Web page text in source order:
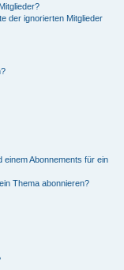
der ignorierten Mitglieder
Abonnements für ein
Thema abonnieren?